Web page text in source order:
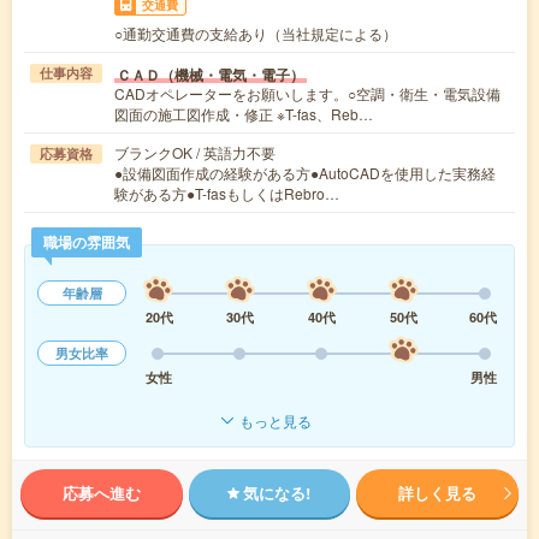
交通費
○通勤交通費の支給あり（当社規定による）
仕事内容 ＣＡＤ（機械・電気・電子）
CADオペレーターをお願いします。○空調・衛生・電気設備
図面の施工図作成・修正 ※T-fas、Reb…
応募資格
ブランクOK / 英語力不要
●設備図面作成の経験がある方●AutoCADを使用した実務経
験がある方●T-fasもしくはRebro…
職場の雰囲気
年齢層
20代
30代 40代 50代
60代
男女比率
女性
男性
もっと見る
応募へ進む 気になる! 詳しく見る